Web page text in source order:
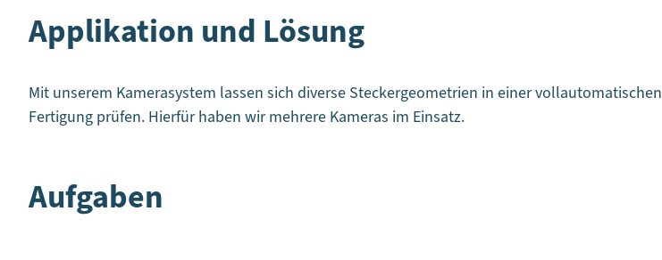
Applikation und Lösung
Mit unserem Kamerasystem lassen sich diverse Steckergeometrien in einer vollautomatischen
Fertigung prüfen. Hierfür haben wir mehrere Kameras im Einsatz.
Aufgaben